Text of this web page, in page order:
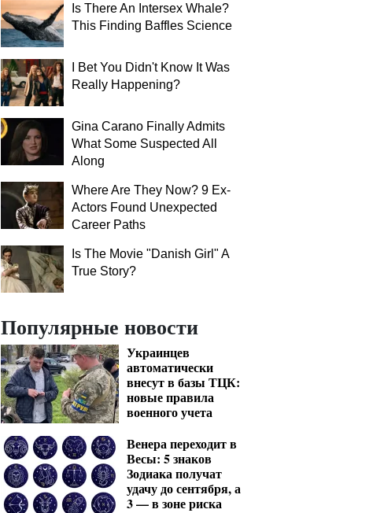
Is There An Intersex Whale?
This Finding Baffles Science
I Bet You Didn't Know It Was
Really Happening?
Gina Carano Finally Admits
What Some Suspected All
Along
Where Are They Now? 9 Ex-
Actors Found Unexpected
Career Paths
Is The Movie "Danish Girl" A
True Story?
Популярные новости
Украинцев
автоматически
внесут в базы ТЦК:
новые правила
военного учета
Венера переходит в
Весы: 5 знаков
Зодиака получат
удачу до сентября, а
3 — в зоне риска